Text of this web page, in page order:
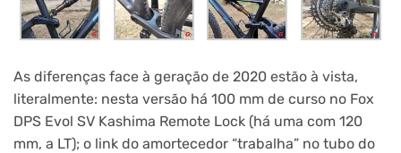
As diferenças face à geração de 2020 estão à vista,
literalmente: nesta versão há 100 mm de curso no Fox
DPS Evol SV Kashima Remote Lock (há uma com 120
mm, a LT); o link do amortecedor “trabalha” no tubo do